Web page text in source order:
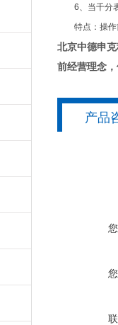
6、当千分表
特点：操作
北京中德申
前经营理念
产品